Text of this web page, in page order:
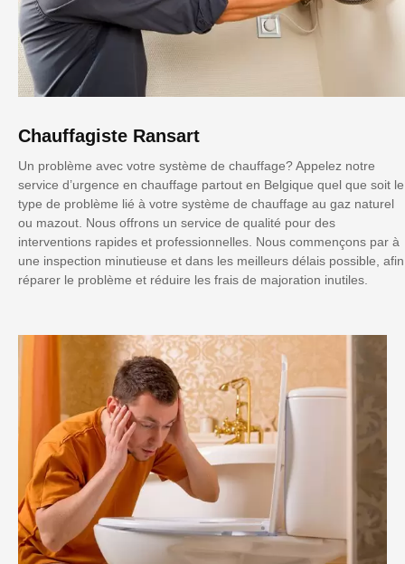
Chauffagiste Ransart
Un problème avec votre système de chauffage? Appelez notre
service d’urgence en chauffage partout en Belgique quel que soit le
type de problème lié à votre système de chauffage au gaz naturel
ou mazout. Nous offrons un service de qualité pour des
interventions rapides et professionnelles. Nous commençons par à
une inspection minutieuse et dans les meilleurs délais possible, afin
réparer le problème et réduire les frais de majoration inutiles.